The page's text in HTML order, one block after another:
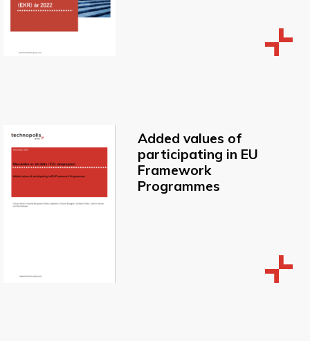
Added values of
participating in EU
Framework
Programmes